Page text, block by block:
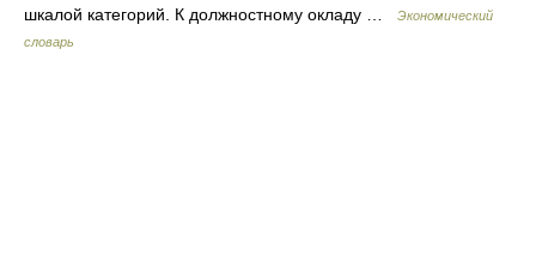
шкалой категорий. К должностному окладу …
Экономический
словарь